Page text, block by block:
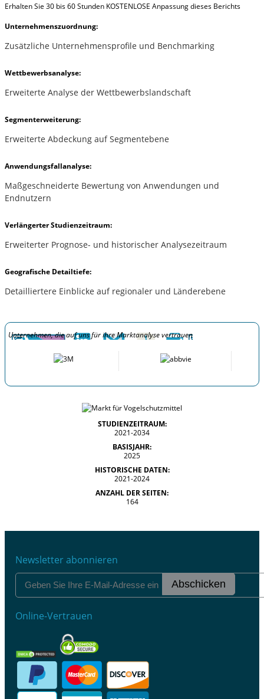
Erhalten Sie 30 bis 60 Stunden KOSTENLOSE Anpassung dieses Berichts
Unternehmenszuordnung:
Zusätzliche Unternehmensprofile und Benchmarking
Wettbewerbsanalyse:
Erweiterte Analyse der Wettbewerbslandschaft
Segmenterweiterung:
Erweiterte Abdeckung auf Segmentebene
Anwendungsfallanalyse:
Maßgeschneiderte Bewertung von Anwendungen und
Endnutzern
Verlängerter Studienzeitraum:
Erweiterter Prognose- und historischer Analysezeitraum
Geografische Detailtiefe:
Detailliertere Einblicke auf regionaler und Länderebene
Unternehmen, die auf uns für ihre Marktanalyse vertrauen
STUDIENZEITRAUM:
2021-2034
BASISJAHR:
2025
HISTORISCHE DATEN:
2021-2024
ANZAHL DER SEITEN:
164
Newsletter abonnieren
Abschicken
Online-Vertrauen